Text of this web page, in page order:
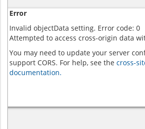
Error
Invalid objectData setting. Error code: 0
Attempted to access cross-origin data
You may need to update your server
support CORS. For help, see the cross-
documentation.